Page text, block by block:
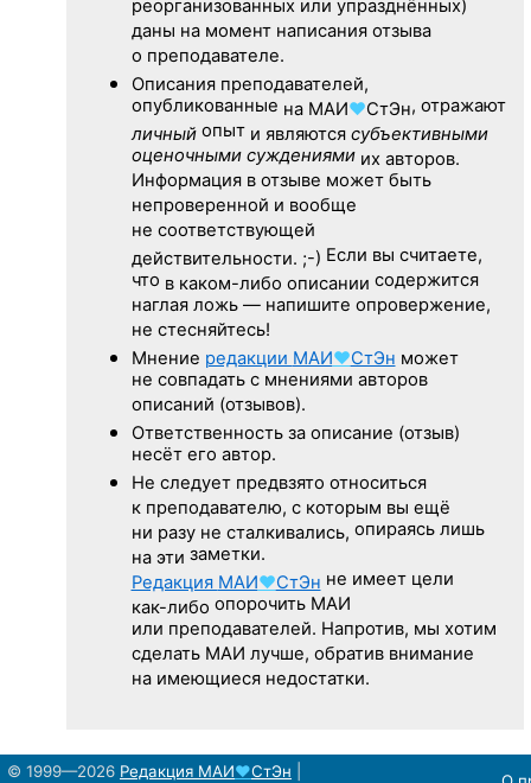
реорганизованных или упразднённых)
даны на момент написания отзыва
о преподавателе.
Описания преподавателей,
опубликованные на МАИ♥СтЭн, отражают
личныйопыт и являются субъективными
оценочными суждениямиих авторов.
Информация в отзыве может быть
непроверенной и вообще
не соответствующей
действительности. ;-) Если вы считаете,
что в каком-либо описании содержится
наглая ложь — напишите опровержение,
не стесняйтесь!
Мнение редакции МАИ♥СтЭн может
не совпадать с мнениями авторов
описаний (отзывов).
Ответственность за описание (отзыв)
несёт его автор.
Не следуетпредвзято относиться
к преподавателю, с которым вы ещё
ни разу не сталкивались, опираясь лишь
на эти заметки.
Редакция МАИ♥СтЭн не имеет цели
как-либо опорочить МАИ
или преподавателей. Напротив, мы хотим
сделать МАИ лучше, обратив внимание
на имеющиеся недостатки.
© 1999—2026 Редакция МАИ♥СтЭн